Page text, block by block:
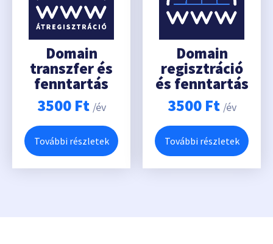
Domain
transzfer és
fenntartás
3500 Ft /év
További részletek
Domain
regisztráció
és fenntartás
3500 Ft /év
További részletek